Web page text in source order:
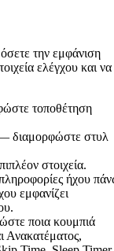
την εμφάνιση
ελέγχου και να
τοποθέτηση
διαμορφώστε στυλ
στοιχεία.
ήχου
εμφανίζει
ποια κουμπιά
Ανακατέματος,